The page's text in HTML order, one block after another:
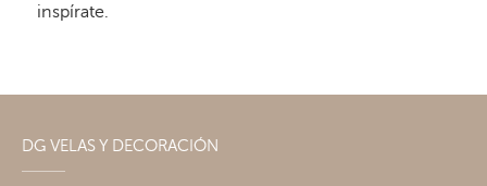
inspírate.
DG VELAS Y DECORACIÓN